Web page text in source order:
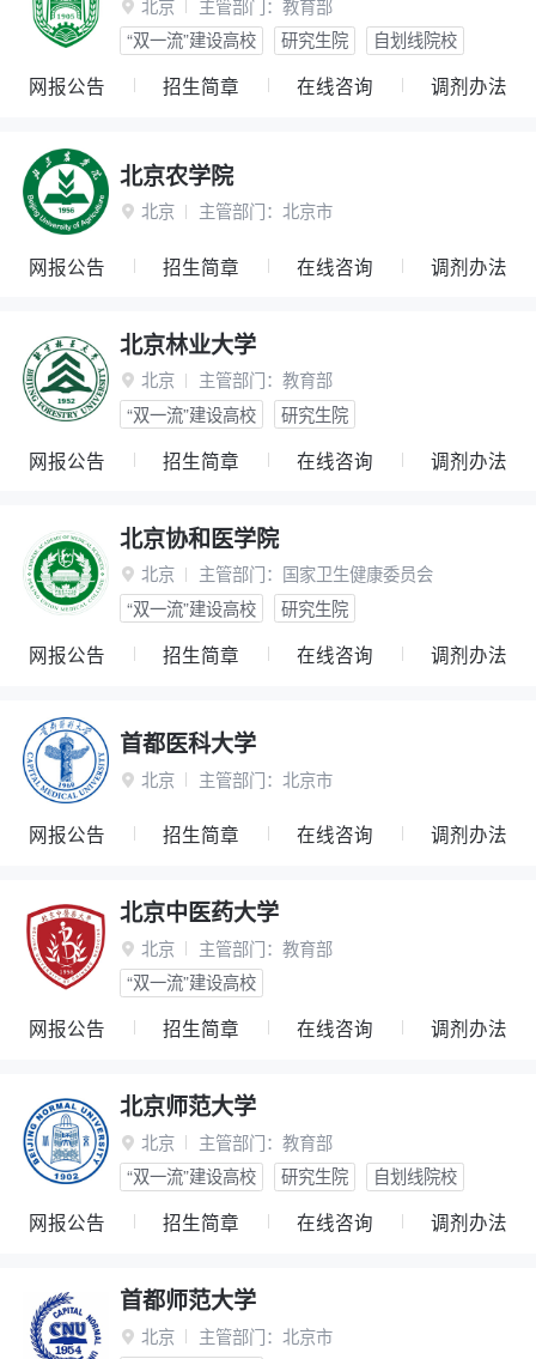
 北京 主管部门： 教育部
“双一流”建设高校
研究生院 自划线院校
网报公告 招生简章 在线咨询 调剂办法
北京农学院
 北京 主管部门： 北京市
网报公告 招生简章 在线咨询 调剂办法
北京林业大学
 北京 主管部门： 教育部
“双一流”建设高校
研究生院
网报公告 招生简章 在线咨询 调剂办法
北京协和医学院
 北京 主管部门： 国家卫生健康委员会
“双一流”建设高校
研究生院
网报公告 招生简章 在线咨询 调剂办法
首都医科大学
 北京 主管部门： 北京市
网报公告 招生简章 在线咨询 调剂办法
北京中医药大学
 北京 主管部门： 教育部
“双一流”建设高校
网报公告 招生简章 在线咨询 调剂办法
北京师范大学
 北京 主管部门： 教育部
“双一流”建设高校
研究生院 自划线院校
网报公告 招生简章 在线咨询 调剂办法
首都师范大学
 北京 主管部门： 北京市